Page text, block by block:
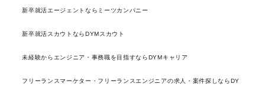
新卒就活エージェントならミーツカンパニー
新卒就活スカウトならDYMスカウト
未経験からエンジニア・事務職を目指すならDYMキャリア
フリーランスマーケター・フリーランスエンジニアの求人・案件探しならDY